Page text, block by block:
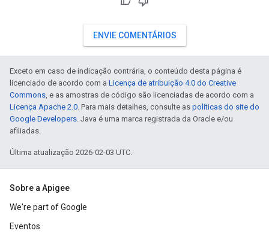
ENVIE COMENTÁRIOS
Exceto em caso de indicação contrária, o conteúdo desta página é
licenciado de acordo com a Licença de atribuição 4.0 do Creative
Commons, e as amostras de código são licenciadas de acordo com a
Licença Apache 2.0. Para mais detalhes, consulte as políticas do site do
Google Developers. Java é uma marca registrada da Oracle e/ou
afiliadas.
Última atualização 2026-02-03 UTC.
Sobre a Apigee
We're part of Google
Eventos